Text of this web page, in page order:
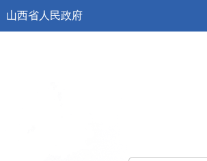
山西省人民政府